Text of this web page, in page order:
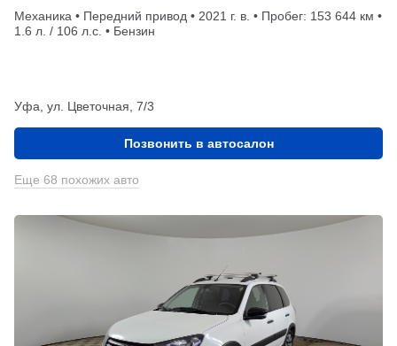
Механика • Передний привод • 2021 г. в. • Пробег: 153 644 км •
1.6 л. / 106 л.с. • Бензин
Уфа, ул. Цветочная, 7/3
Позвонить в автосалон
Еще 68 похожих авто